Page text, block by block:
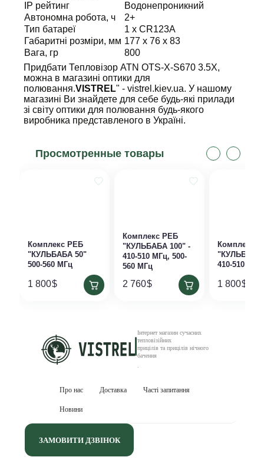
IP рейтинг
Водонепроникний
Автономна робота, ч
2+
Тип батареї
1 x CR123A
Габаритні розміри, мм 177 x 76 x 83
Вага, гр
800
Придбати Тепловізор ATN OTS-X-S670 3.5X,
можна в магазині оптики для
полювання.VISTREL" - vistrel.kiev.ua. У нашому
магазині Ви знайдете для себе будь-які прилади
зі світу оптики для полювання будь-якого
виробника представленого в Україні.
Просмотренные товары
Комплекс РЕБ
"КУЛЬБАБА 50"
500-560 МГц
1 800$
Комплекс РЕБ
"КУЛЬБАБА 100" -
410-510 МГц, 500-
560 МГц
2 760$
Комплекс
"КУЛЬБАБА
410-510 МГц
1 800$
Інтернет магазин сучасних
тепловізійних
прицілів та прицілів нічного
бачення
Про нас Доставка Часті запитання
Новини
ЗАМОВИТИ ДЗВІНОК